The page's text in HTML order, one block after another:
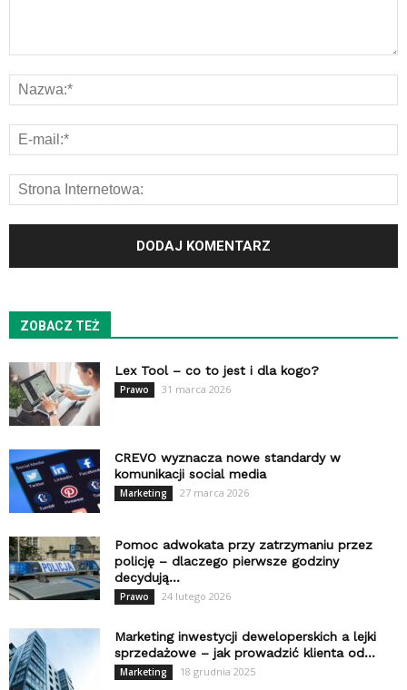
ZOBACZ TEŻ
Lex Tool – co to jest i dla kogo?
Prawo 31 marca 2026
CREVO wyznacza nowe standardy w
komunikacji social media
Marketing 27 marca 2026
Pomoc adwokata przy zatrzymaniu przez
policję – dlaczego pierwsze godziny
decydują...
Prawo 24 lutego 2026
Marketing inwestycji deweloperskich a lejki
sprzedażowe – jak prowadzić klienta od...
Marketing 18 grudnia 2025